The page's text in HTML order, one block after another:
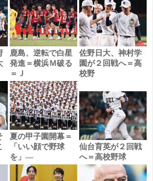
鹿島、逆転で白星
発進＝横浜Ｍ破る
＝Ｊ
佐野日大、神村学
園が２回戦へ＝高
校野
夏の甲子園開幕＝
「いい顔で野球
を」―
仙台育英が２回戦
へ＝高校野球